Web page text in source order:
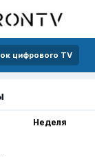
цифрового TV
Неделя